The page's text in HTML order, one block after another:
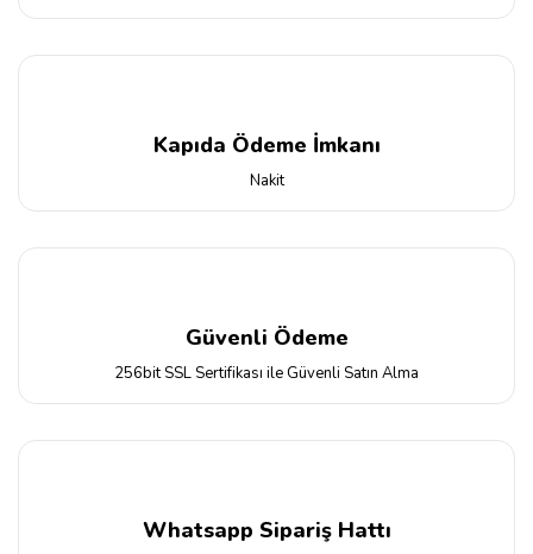
Kapıda Ödeme İmkanı
Nakit
Güvenli Ödeme
256bit SSL Sertifikası ile Güvenli Satın Alma
Whatsapp Sipariş Hattı
Tohumu
Zinya Çiçeği Tohumu